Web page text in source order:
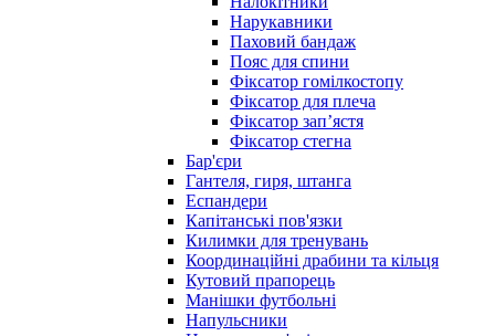
Нарукавники
Паховий бандаж
Пояс для спини
Фіксатор гомілкостопу
Фіксатор для плеча
Фіксатор запʼястя
Фіксатор стегна
Бар'єри
Гантеля, гиря, штанга
Еспандери
Капітанські пов'язки
Килимки для тренувань
Координаційні драбини та кільця
Кутовий прапорець
Манішки футбольні
Напульсники